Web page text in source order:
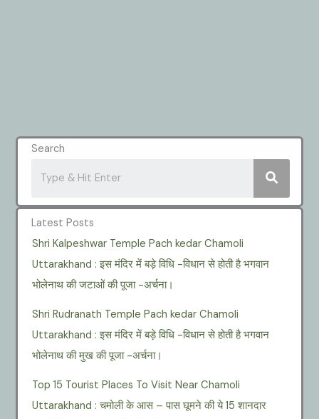
Search
Latest Posts
Shri Kalpeshwar Temple Pach kedar Chamoli
Uttarakhand : इस मंदिर में बड़े विधि -विधान से होती है भगवान
भोलेनाथ की जटाओं की पूजा -अर्चना।
Shri Rudranath Temple Pach kedar Chamoli
Uttarakhand : इस मंदिर में बड़े विधि -विधान से होती है भगवान
भोलेनाथ की मुख की पूजा -अर्चना।
Top 15 Tourist Places To Visit Near Chamoli
Uttarakhand : चमोली के आस – पास घूमने की ये 15 शानदार